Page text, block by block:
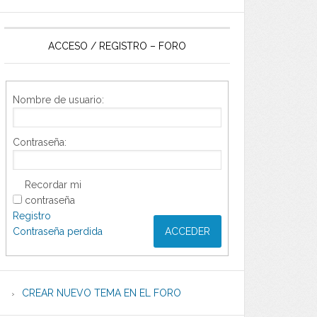
ACCESO / REGISTRO – FORO
Nombre de usuario:
Contraseña:
Recordar mi
contraseña
ACCEDER
Registro
Contraseña perdida
CREAR NUEVO TEMA EN EL FORO